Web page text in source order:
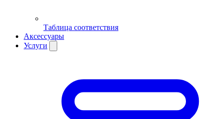
Таблица соответствия
Аксессуары
Услуги